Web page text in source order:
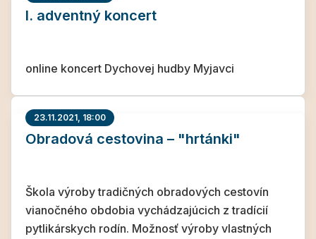
I. adventný koncert
online koncert Dychovej hudby Myjavci
23.11.2021, 18:00
Obradová cestovina – "hrtánki"
Škola výroby tradičných obradových cestovín
vianočného obdobia vychádzajúcich z tradícií
pytlikárskych rodín. Možnosť výroby vlastných